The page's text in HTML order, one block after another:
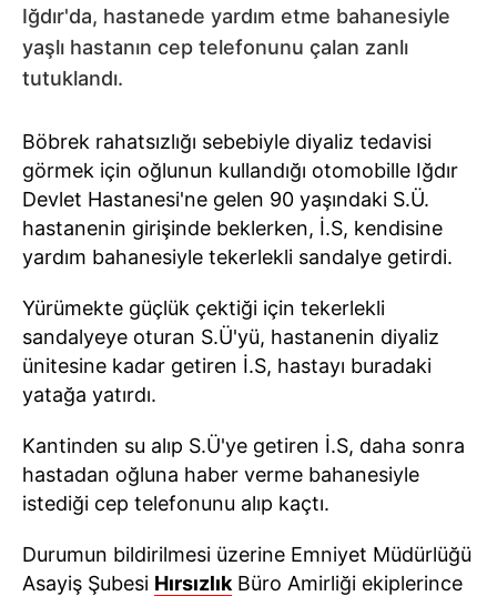
Iğdır'da, hastanede yardım etme bahanesiyle
yaşlı hastanın cep telefonunu çalan zanlı
tutuklandı.
Böbrek rahatsızlığı sebebiyle diyaliz tedavisi
görmek için oğlunun kullandığı otomobille Iğdır
Devlet Hastanesi'ne gelen 90 yaşındaki S.Ü.
hastanenin girişinde beklerken, İ.S, kendisine
yardım bahanesiyle tekerlekli sandalye getirdi.
Yürümekte güçlük çektiği için tekerlekli
sandalyeye oturan S.Ü'yü, hastanenin diyaliz
ünitesine kadar getiren İ.S, hastayı buradaki
yatağa yatırdı.
Kantinden su alıp S.Ü'ye getiren İ.S, daha sonra
hastadan oğluna haber verme bahanesiyle
istediği cep telefonunu alıp kaçtı.
Durumun bildirilmesi üzerine Emniyet Müdürlüğü
Asayiş Şubesi Hırsızlık Büro Amirliği ekiplerince